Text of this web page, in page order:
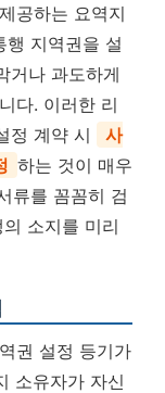
공하는 요역지
행 지역권을 설
거나 과도하게
다. 이러한 리
정 계약 시
사
하는 것이 매우
류를 꼼꼼히 검
소지를 미리
권 설정 등기가
소유자가 자신